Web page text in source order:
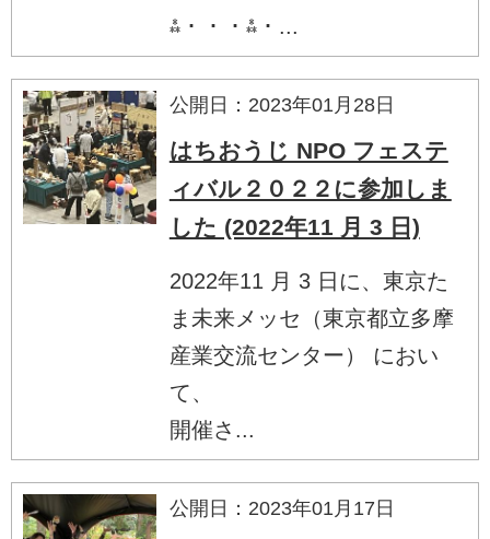
⁂・・・⁂・...
公開日：2023年01月28日
はちおうじ NPO フェステ
ィバル２０２２に参加しま
した (2022年11 月 3 日)
2022年11 月 3 日に、東京た
ま未来メッセ（東京都立多摩
産業交流センター） におい
て、
開催さ...
公開日：2023年01月17日